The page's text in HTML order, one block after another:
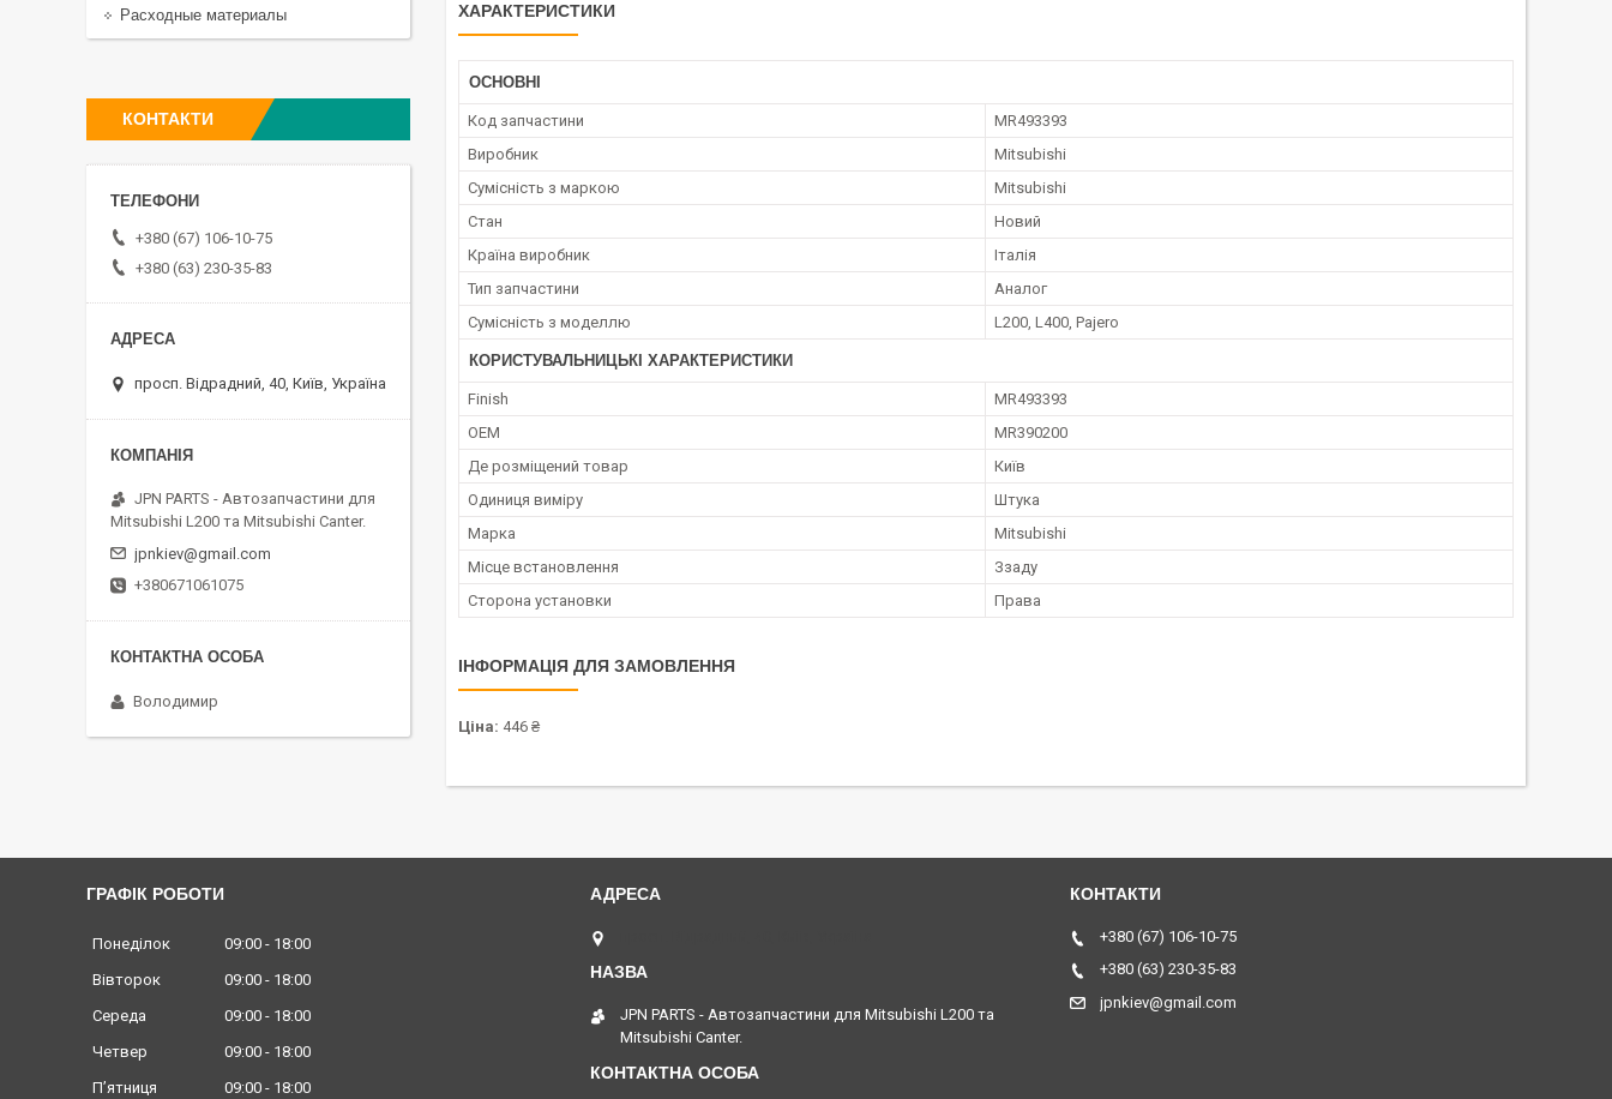
ХАРАКТЕРИСТИКИ
ОСНОВНІ
Код запчастини
MR493393
Виробник
Mitsubishi
Сумісність з маркою
Mitsubishi
Стан
Новий
Країна виробник
Італія
Тип запчастини
Аналог
Сумісність з моделлю
L200, L400, Pajero
КОРИСТУВАЛЬНИЦЬКІ ХАРАКТЕРИСТИКИ
Finish
MR493393
OEM
MR390200
Де розміщений товар
Київ
Одиниця виміру
Штука
Марка
Mitsubishi
Місце встановлення
Ззаду
Сторона установки
Права
ІНФОРМАЦІЯ ДЛЯ ЗАМОВЛЕННЯ
Ціна: 446 ₴
Расходные материалы
КОНТАКТИ
+380 (67) 106-10-75
+380 (63) 230-35-83
просп. Відрадний, 40, Київ, Україна
JPN PARTS - Автозапчастини для
Mitsubishi L200 та Mitsubishi Canter.
jpnkiev@gmail.com
+380671061075
Володимир
ГРАФІК РОБОТИ
Понеділок 09:00
18:00
Вівторок
09:00
18:00
Середа
09:00
18:00
Четвер
09:00
18:00
Пʼятниця
09:00
18:00
JPN PARTS - Автозапчастини для Mitsubishi L200 та
Mitsubishi Canter.
+380 (67) 106-10-75
+380 (63) 230-35-83
jpnkiev@gmail.com